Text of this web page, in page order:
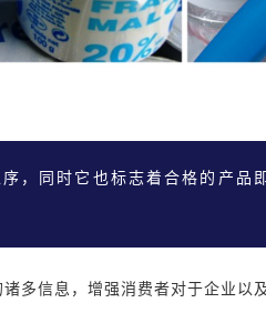
，同时它也标志着合格的产品
多信息，增强消费者对于企业以